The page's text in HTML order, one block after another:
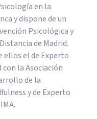
en la
y dispone de un
Psicológica y
de Madrid.
ellos el de Experto
la Asociación
de la
y de Experto